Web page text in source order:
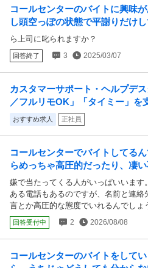
のですが、今朝も出勤のためにバスに
した。 バイト時間が朝の9時〜18時で
います。厳しいお客様の対応を永遠と
の短期なため、あと1週間……あと4日
のですが、着信音自体が怖くなってき
方ではなく、コールセンターもあまり
月から県外の大学でルームシェアを
ぐよう言われて何件か単発や短期を申
る、名前からして男だと思って面接
(倉庫整理)、などの理由で全て落ちて
ルセンターだけでした。 今からでも
うなことでもないかもしれませんが、
ます。
コールセンターのバイトに興味
し頭空っぽの状態で平謝りだけ
か？
ら上司に叱られますか？
回答終了 3 2025/03/07
カスタマーサポート・ヘルプデ
／フルリモOK」「タイミー」を
募集！！！
おすすめ求人 正社員
コールセンターでバイトしてる
らめっちゃ高圧的だったり、凄
いっぱいいます。 たまに住所を
嫌で当たってくる人がいっぱいいま
ある電話もあるのですが、名前と連
言とか高圧的な態度でいれるんでし
コパスだったら、その住所まで行って
か？
回答受付中 2 2026/08/08
コールセンターのバイトをして